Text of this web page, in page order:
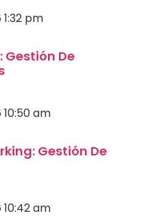
1:32 pm
Gestión De
10:50 am
Gestión De
10:42 am